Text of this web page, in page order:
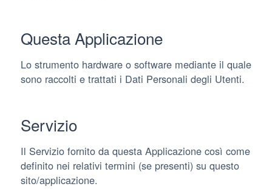
Questa Applicazione
Lo strumento hardware o software mediante il quale
sono raccolti e trattati i Dati Personali degli Utenti.
Servizio
Il Servizio fornito da questa Applicazione così come
definito nei relativi termini (se presenti) su questo
sito/applicazione.